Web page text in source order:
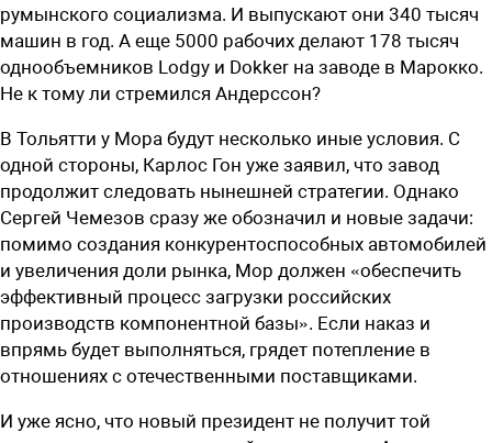
румынского социализма. И выпускают они 340 тысяч
машин в год. А еще 5000 рабочих делают 178 тысяч
однообъемников Lodgy и Dokker на заводе в Марокко.
Не к тому ли стремился Андерссон?
В Тольятти у Мора будут несколько иные условия. С
одной стороны, Карлос Гон уже заявил, что завод
продолжит следовать нынешней стратегии. Однако
Сергей Чемезов сразу же обозначил и новые задачи:
помимо создания конкурентоспособных автомобилей
и увеличения доли рынка, Мор должен «обеспечить
эффективный процесс загрузки российских
производств компонентной базы». Если наказ и
впрямь будет выполняться, грядет потепление в
отношениях с отечественными поставщиками.
И уже ясно, что новый президент не получит той